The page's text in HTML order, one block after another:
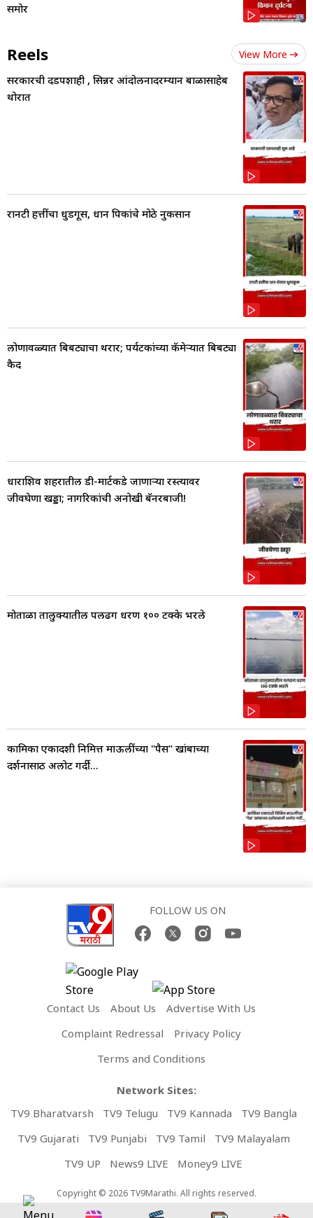
समोर
Reels View More
सरकारची दडपशाही , सिन्नर आंदोलनादरम्यान बाळासाहेब
थोरात
रानटी हत्तींचा धुडगूस, धान पिकांचे मोठे नुकसान
लोणावळ्यात बिबट्याचा थरार; पर्यटकांच्या कॅमेऱ्यात बिबट्या
कैद
धाराशिव शहरातील डी-मार्टकडे जाणाऱ्या रस्त्यावर
जीवघेणा खड्डा; नागरिकांची अनोखी बॅनरबाजी!
मोताळा तालुक्यातील पलढग धरण १०० टक्के भरले
कामिका एकादशी निमित्त माऊलींच्या "पैस" खांबाच्या
दर्शनासाठी अलोट गर्दी...
FOLLOW US ON
Contact Us About Us
Advertise With Us
Complaint Redressal
Privacy Policy
Terms and Conditions
Network Sites:
TV9 Bharatvarsh
TV9 Telugu TV9 Kannada
TV9 Bangla
TV9 Gujarati
TV9 Punjabi TV9 Tamil
TV9 Malayalam
TV9 UP
News9 LIVE Money9 LIVE
Copyright © 2026 TV9Marathi. All rights reserved.